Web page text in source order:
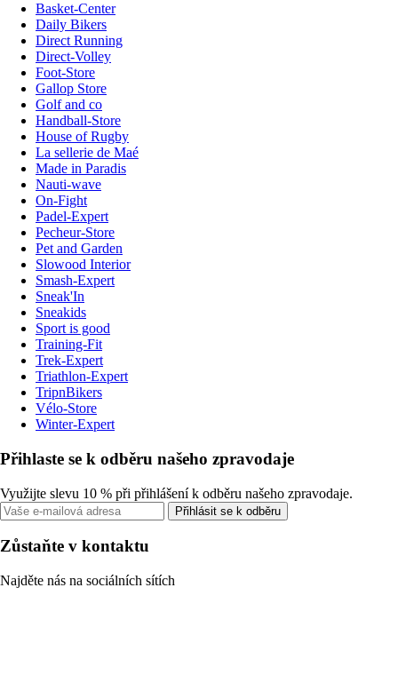
Basket-Center
Daily Bikers
Direct Running
Direct-Volley
Foot-Store
Gallop Store
Golf and co
Handball-Store
House of Rugby
La sellerie de Maé
Made in Paradis
Nauti-wave
On-Fight
Padel-Expert
Pecheur-Store
Pet and Garden
Slowood Interior
Smash-Expert
Sneak'In
Sneakids
Sport is good
Training-Fit
Trek-Expert
Triathlon-Expert
TripnBikers
Vélo-Store
Winter-Expert
Přihlaste se k odběru našeho zpravodaje
Využijte slevu 10 % při přihlášení k odběru našeho zpravodaje.
Přihlásit se k odběru
Zůstaňte v kontaktu
Najděte nás na sociálních sítích